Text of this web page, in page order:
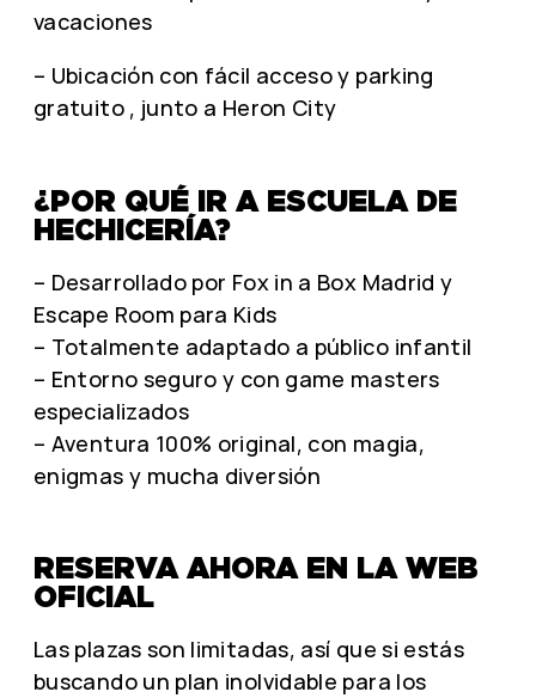
vacaciones
– Ubicación con fácil acceso y parking
gratuito , junto a Heron City
¿POR QUÉ IR A ESCUELA DE
HECHICERÍA?
– Desarrollado por Fox in a Box Madrid y
Escape Room para Kids
– Totalmente adaptado a público infantil
– Entorno seguro y con game masters
especializados
– Aventura 100% original, con magia,
enigmas y mucha diversión
RESERVA AHORA EN LA WEB
OFICIAL
Las plazas son limitadas, así que si estás
buscando un plan inolvidable para los